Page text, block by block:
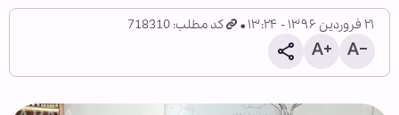
۲۱ فروردین ۱۳۹۶ - ۱۳:۲۴ کد مطلب: 718310